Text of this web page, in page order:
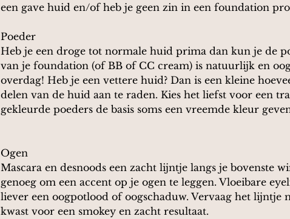
een gave huid en/of heb je geen zin in een foundation
Poeder
Heb je een droge tot normale huid prima dan kun je de
van je foundation (of BB of CC cream) is natuurlijk en
overdag! Heb je een vettere huid? Dan is een kleine
delen van de huid aan te raden. Kies het liefst voor een
gekleurde poeders de basis soms een vreemde kleur
Ogen
Mascara en desnoods een zacht lijntje langs je bovenste
genoeg om een accent op je ogen te leggen. Vloeibare
liever een oogpotlood of oogschaduw. Vervaag het lijntje
kwast voor een smokey en zacht resultaat.